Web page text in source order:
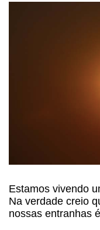
Estamos vivendo
Na verdade creio
nossas entranhas